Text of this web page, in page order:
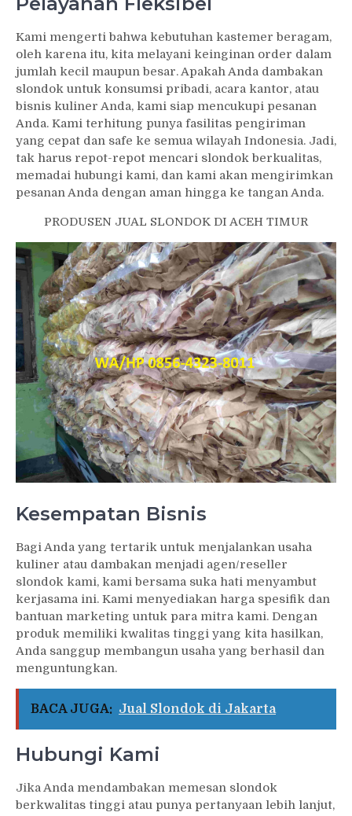
Kami mengerti bahwa kebutuhan kastemer beragam,
oleh karena itu, kita melayani keinginan order dalam
jumlah kecil maupun besar. Apakah Anda dambakan
slondok untuk konsumsi pribadi, acara kantor, atau
bisnis kuliner Anda, kami siap mencukupi pesanan
Anda. Kami terhitung punya fasilitas pengiriman
yang cepat dan safe ke semua wilayah Indonesia. Jadi,
tak harus repot-repot mencari slondok berkualitas,
memadai hubungi kami, dan kami akan mengirimkan
pesanan Anda dengan aman hingga ke tangan Anda.
PRODUSEN JUAL SLONDOK DI ACEH TIMUR
Kesempatan Bisnis
Bagi Anda yang tertarik untuk menjalankan usaha
kuliner atau dambakan menjadi agen/reseller
slondok kami, kami bersama suka hati menyambut
kerjasama ini. Kami menyediakan harga spesifik dan
bantuan marketing untuk para mitra kami. Dengan
produk memiliki kwalitas tinggi yang kita hasilkan,
Anda sanggup membangun usaha yang berhasil dan
menguntungkan.
BACA JUGA: Jual Slondok di Jakarta
Hubungi Kami
Jika Anda mendambakan memesan slondok
berkwalitas tinggi atau punya pertanyaan lebih lanjut,